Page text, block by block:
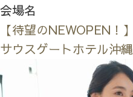
会場名
【待望のNEWOPEN！】
サウスゲートホテル沖縄